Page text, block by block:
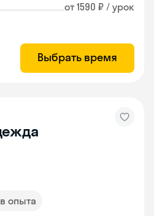
от 1590 ₽ / урок
Выбрать время
опыта